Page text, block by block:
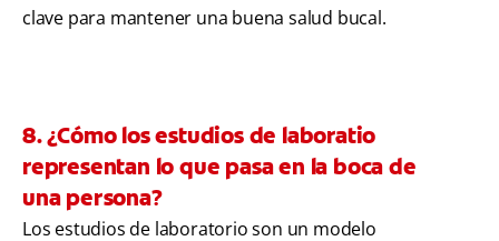
clave para mantener una buena salud bucal.
8. ¿Cómo los estudios de laboratio
representan lo que pasa en la boca de
una persona?
Los estudios de laboratorio son un modelo